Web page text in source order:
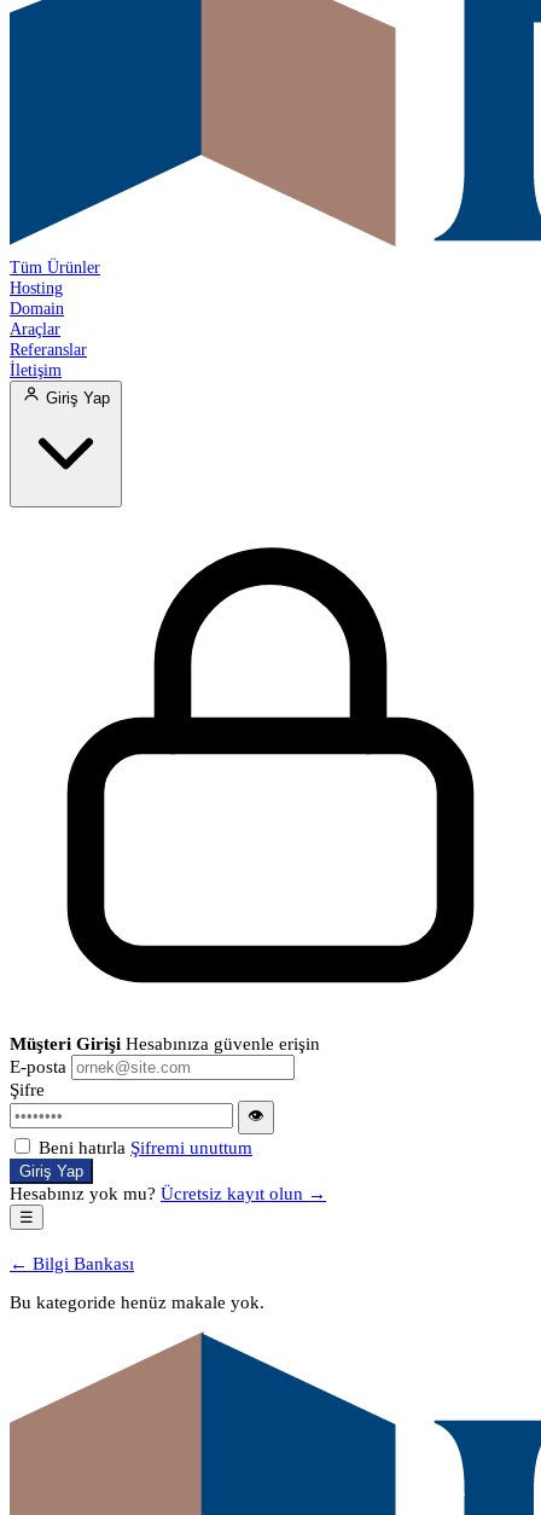
Tüm Ürünler
Hosting
Domain
Araçlar
Referanslar
İletişim
Giriş Yap
Müşteri Girişi Hesabınıza güvenle erişin
E-posta
Şifre
👁
Beni hatırla Şifremi unuttum
Giriş Yap
Hesabınız yok mu? Ücretsiz kayıt olun →
☰
← Bilgi Bankası
Bu kategoride henüz makale yok.